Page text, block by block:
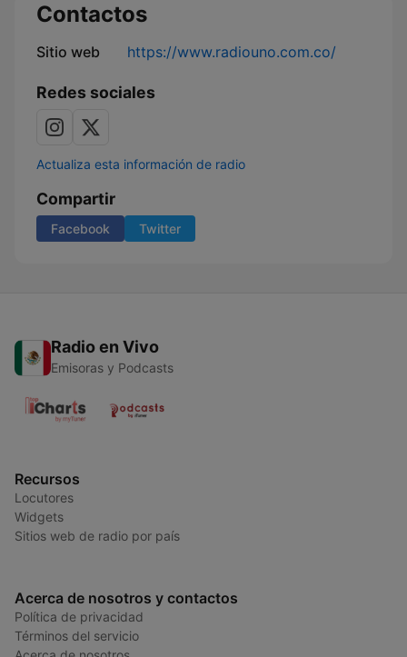
Contactos
Sitio web https://www.radiouno.com.co/
Redes sociales
Actualiza esta información de radio
Compartir
Facebook Twitter
Radio en Vivo
Emisoras y Podcasts
Recursos
Locutores
Widgets
Sitios web de radio por país
Acerca de nosotros y contactos
Política de privacidad
Términos del servicio